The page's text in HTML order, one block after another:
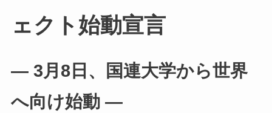
ェクト始動宣言
― 3月8日、国連大学から世界
へ向け始動 ―